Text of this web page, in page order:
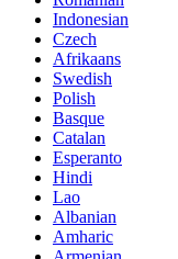
Indonesian
Czech
Afrikaans
Swedish
Polish
Basque
Catalan
Esperanto
Hindi
Lao
Albanian
Amharic